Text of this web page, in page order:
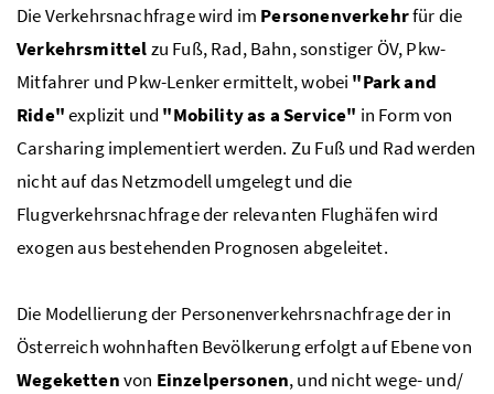
Die Verkehrsnachfrage wird im Personenverkehrfür die
Verkehrsmittelzu Fuß, Rad, Bahn, sonstiger ÖV, Pkw-
Mitfahrer und Pkw-Lenker ermittelt, wobei "Park and
Ride"explizit und "Mobility as a Service" in Form von
Carsharingimplementiert werden. Zu Fuß und Rad werden
nicht auf das Netzmodell umgelegt und die
Flugverkehrsnachfrage der relevanten Flughäfen wird
exogen aus bestehenden Prognosen abgeleitet.
Die Modellierung der Personenverkehrsnachfrage der in
Österreich wohnhaften Bevölkerung erfolgt auf Ebene von
Wegekettenvon Einzelpersonen, und nicht wege- und/